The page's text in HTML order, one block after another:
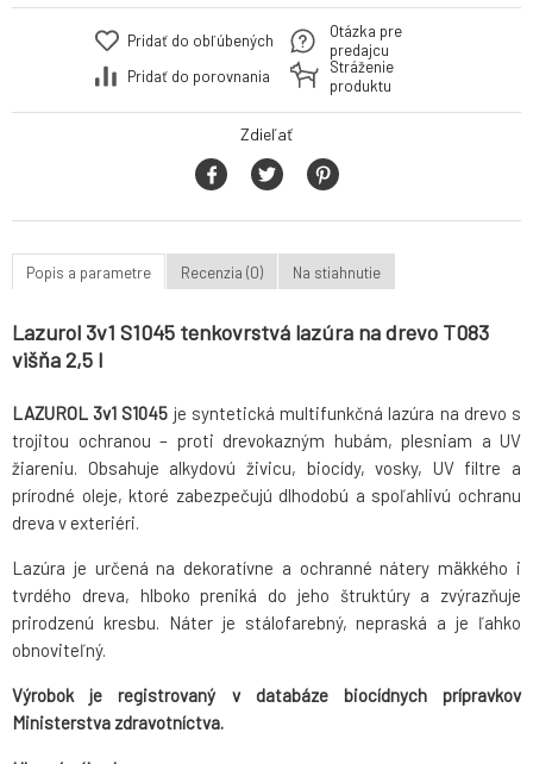
Pridať do obľúbených
Pridať do porovnania
Otázka pre
predajcu
Stráženie
produktu
Zdieľať
Popis a parametre Recenzia (0) Na stiahnutie
Lazurol 3v1 S1045 tenkovrstvá lazúra na drevo T083
višňa 2,5 l
LAZUROL 3v1 S1045 je syntetická multifunkčná lazúra na drevo s
trojitou ochranou – proti drevokazným hubám, plesniam a UV
žiareniu. Obsahuje alkydovú živicu, biocídy, vosky, UV filtre a
prírodné oleje, ktoré zabezpečujú dlhodobú a spoľahlivú ochranu
dreva v exteriéri.
Lazúra je určená na dekoratívne a ochranné nátery mäkkého i
tvrdého dreva, hlboko preniká do jeho štruktúry a zvýrazňuje
prirodzenú kresbu. Náter je stálofarebný, nepraská a je ľahko
obnoviteľný.
Výrobok je registrovaný v databáze biocídnych prípravkov
Ministerstva zdravotníctva.